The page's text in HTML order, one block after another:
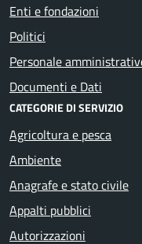
Enti e fondazioni
Politici
Personale
Documenti e Dati
CATEGORIE DI SERVIZIO
Agricoltura e pesca
Ambiente
Anagrafe e stato civile
Appalti pubblici
Autorizzazioni